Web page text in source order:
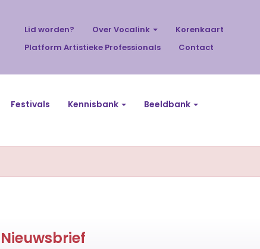
Lid worden? Over Vocalink
Korenkaart
Platform Artistieke Professionals
Contact
Festivals Kennisbank Beeldbank
Nieuwsbrief